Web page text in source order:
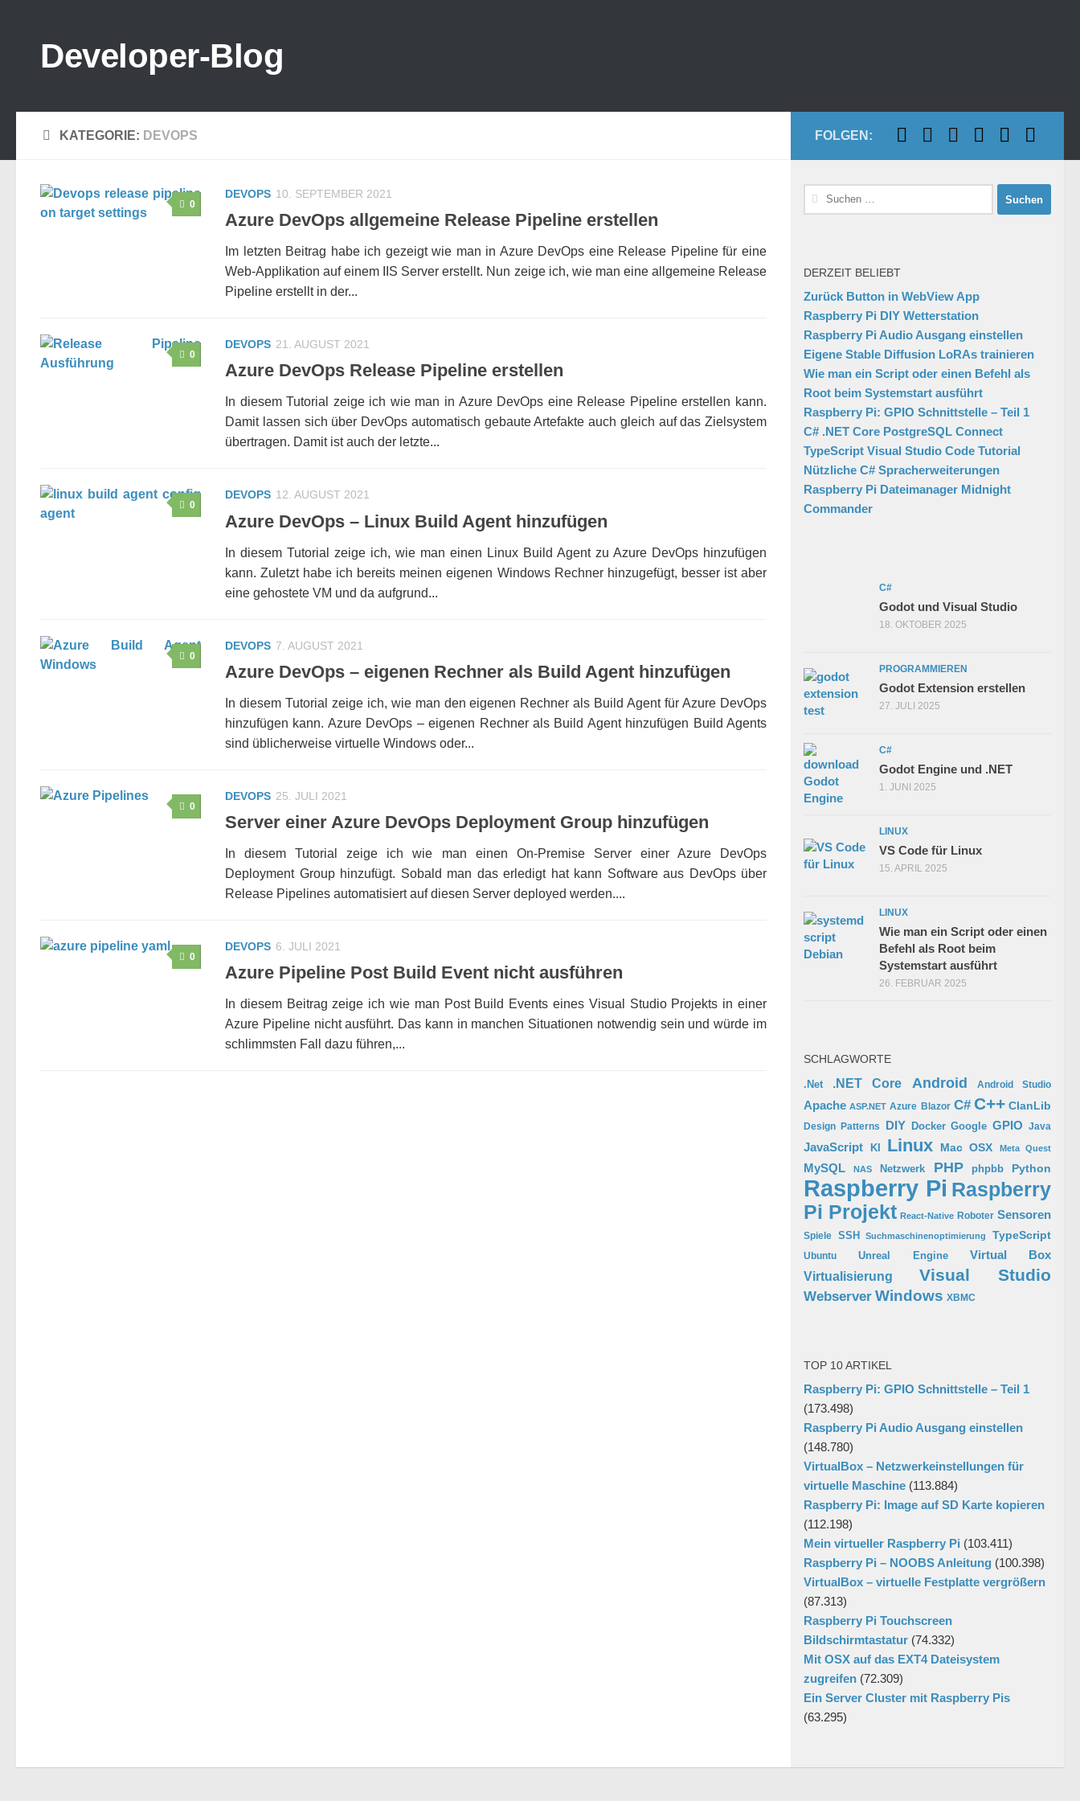
Developer-Blog
KATEGORIE: DEVOPS
0
DEVOPS 10. SEPTEMBER 2021
Azure DevOps allgemeine Release Pipeline erstellen
Im letzten Beitrag habe ich gezeigt wie man in Azure DevOps eine Release Pipeline für eine
Web-Applikation auf einem IIS Server erstellt. Nun zeige ich, wie man eine allgemeine Release
Pipeline erstellt in der...
0
DEVOPS 21. AUGUST 2021
Azure DevOps Release Pipeline erstellen
In diesem Tutorial zeige ich wie man in Azure DevOps eine Release Pipeline erstellen kann.
Damit lassen sich über DevOps automatisch gebaute Artefakte auch gleich auf das Zielsystem
übertragen. Damit ist auch der letzte...
0
DEVOPS 12. AUGUST 2021
Azure DevOps – Linux Build Agent hinzufügen
In diesem Tutorial zeige ich, wie man einen Linux Build Agent zu Azure DevOps hinzufügen
kann. Zuletzt habe ich bereits meinen eigenen Windows Rechner hinzugefügt, besser ist aber
eine gehostete VM und da aufgrund...
0
DEVOPS 7. AUGUST 2021
Azure DevOps – eigenen Rechner als Build Agent hinzufügen
In diesem Tutorial zeige ich, wie man den eigenen Rechner als Build Agent für Azure DevOps
hinzufügen kann. Azure DevOps – eigenen Rechner als Build Agent hinzufügen Build Agents
sind üblicherweise virtuelle Windows oder...
0
DEVOPS 25. JULI 2021
Server einer Azure DevOps Deployment Group hinzufügen
In diesem Tutorial zeige ich wie man einen On-Premise Server einer Azure DevOps
Deployment Group hinzufügt. Sobald man das erledigt hat kann Software aus DevOps über
Release Pipelines automatisiert auf diesen Server deployed werden....
0
DEVOPS 6. JULI 2021
Azure Pipeline Post Build Event nicht ausführen
In diesem Beitrag zeige ich wie man Post Build Events eines Visual Studio Projekts in einer
Azure Pipeline nicht ausführt. Das kann in manchen Situationen notwendig sein und würde im
schlimmsten Fall dazu führen,...
FOLGEN:
Suchen
nach:
DERZEIT BELIEBT
Zurück Button in WebView App
Raspberry Pi DIY Wetterstation
Raspberry Pi Audio Ausgang einstellen
Eigene Stable Diffusion LoRAs trainieren
Wie man ein Script oder einen Befehl als
Root beim Systemstart ausführt
Raspberry Pi: GPIO Schnittstelle – Teil 1
C# .NET Core PostgreSQL Connect
TypeScript Visual Studio Code Tutorial
Nützliche C# Spracherweiterungen
Raspberry Pi Dateimanager Midnight
Commander
C#
Godot und Visual Studio
18. OKTOBER 2025
PROGRAMMIEREN
Godot Extension erstellen
27. JULI 2025
C#
Godot Engine und .NET
1. JUNI 2025
LINUX
VS Code für Linux
15. APRIL 2025
LINUX
Wie man ein Script oder einen
Befehl als Root beim
Systemstart ausführt
26. FEBRUAR 2025
SCHLAGWORTE
.Net .NET Core Android Android Studio
Apache ASP.NET Azure Blazor C# C++ ClanLib
Design Patterns DIY Docker Google GPIO Java
JavaScript KI Linux Mac OSX Meta Quest
MySQL NAS Netzwerk PHP phpbb Python
Raspberry Pi Raspberry
Pi Projekt React-Native Roboter Sensoren
Spiele SSH Suchmaschinenoptimierung TypeScript
Ubuntu Unreal Engine
Virtual Box
Virtualisierung
Visual Studio
Webserver Windows XBMC
TOP 10 ARTIKEL
Raspberry Pi: GPIO Schnittstelle – Teil 1
(173.498)
Raspberry Pi Audio Ausgang einstellen
(148.780)
VirtualBox – Netzwerkeinstellungen für
virtuelle Maschine (113.884)
Raspberry Pi: Image auf SD Karte kopieren
(112.198)
Mein virtueller Raspberry Pi (103.411)
Raspberry Pi – NOOBS Anleitung (100.398)
VirtualBox – virtuelle Festplatte vergrößern
(87.313)
Raspberry Pi Touchscreen
Bildschirmtastatur (74.332)
Mit OSX auf das EXT4 Dateisystem
zugreifen (72.309)
Ein Server Cluster mit Raspberry Pis
(63.295)